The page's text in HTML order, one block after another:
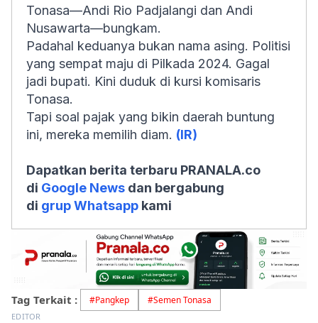
Tonasa—Andi Rio Padjalangi dan Andi
Nusawarta—bungkam.
Padahal keduanya bukan nama asing. Politisi
yang sempat maju di Pilkada 2024. Gagal
jadi bupati. Kini duduk di kursi komisaris
Tonasa.
Tapi soal pajak yang bikin daerah buntung
ini, mereka memilih diam. (IR)
Dapatkan berita terbaru PRANALA.co
di Google News dan bergabung
di grup Whatsapp kami
Tag Terkait : #Pangkep #Semen Tonasa
EDITOR